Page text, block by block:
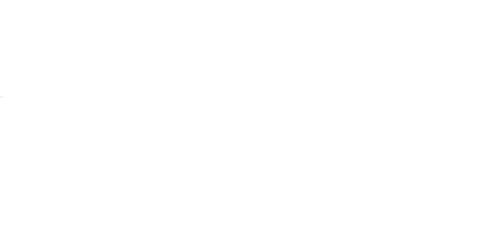
tương lai